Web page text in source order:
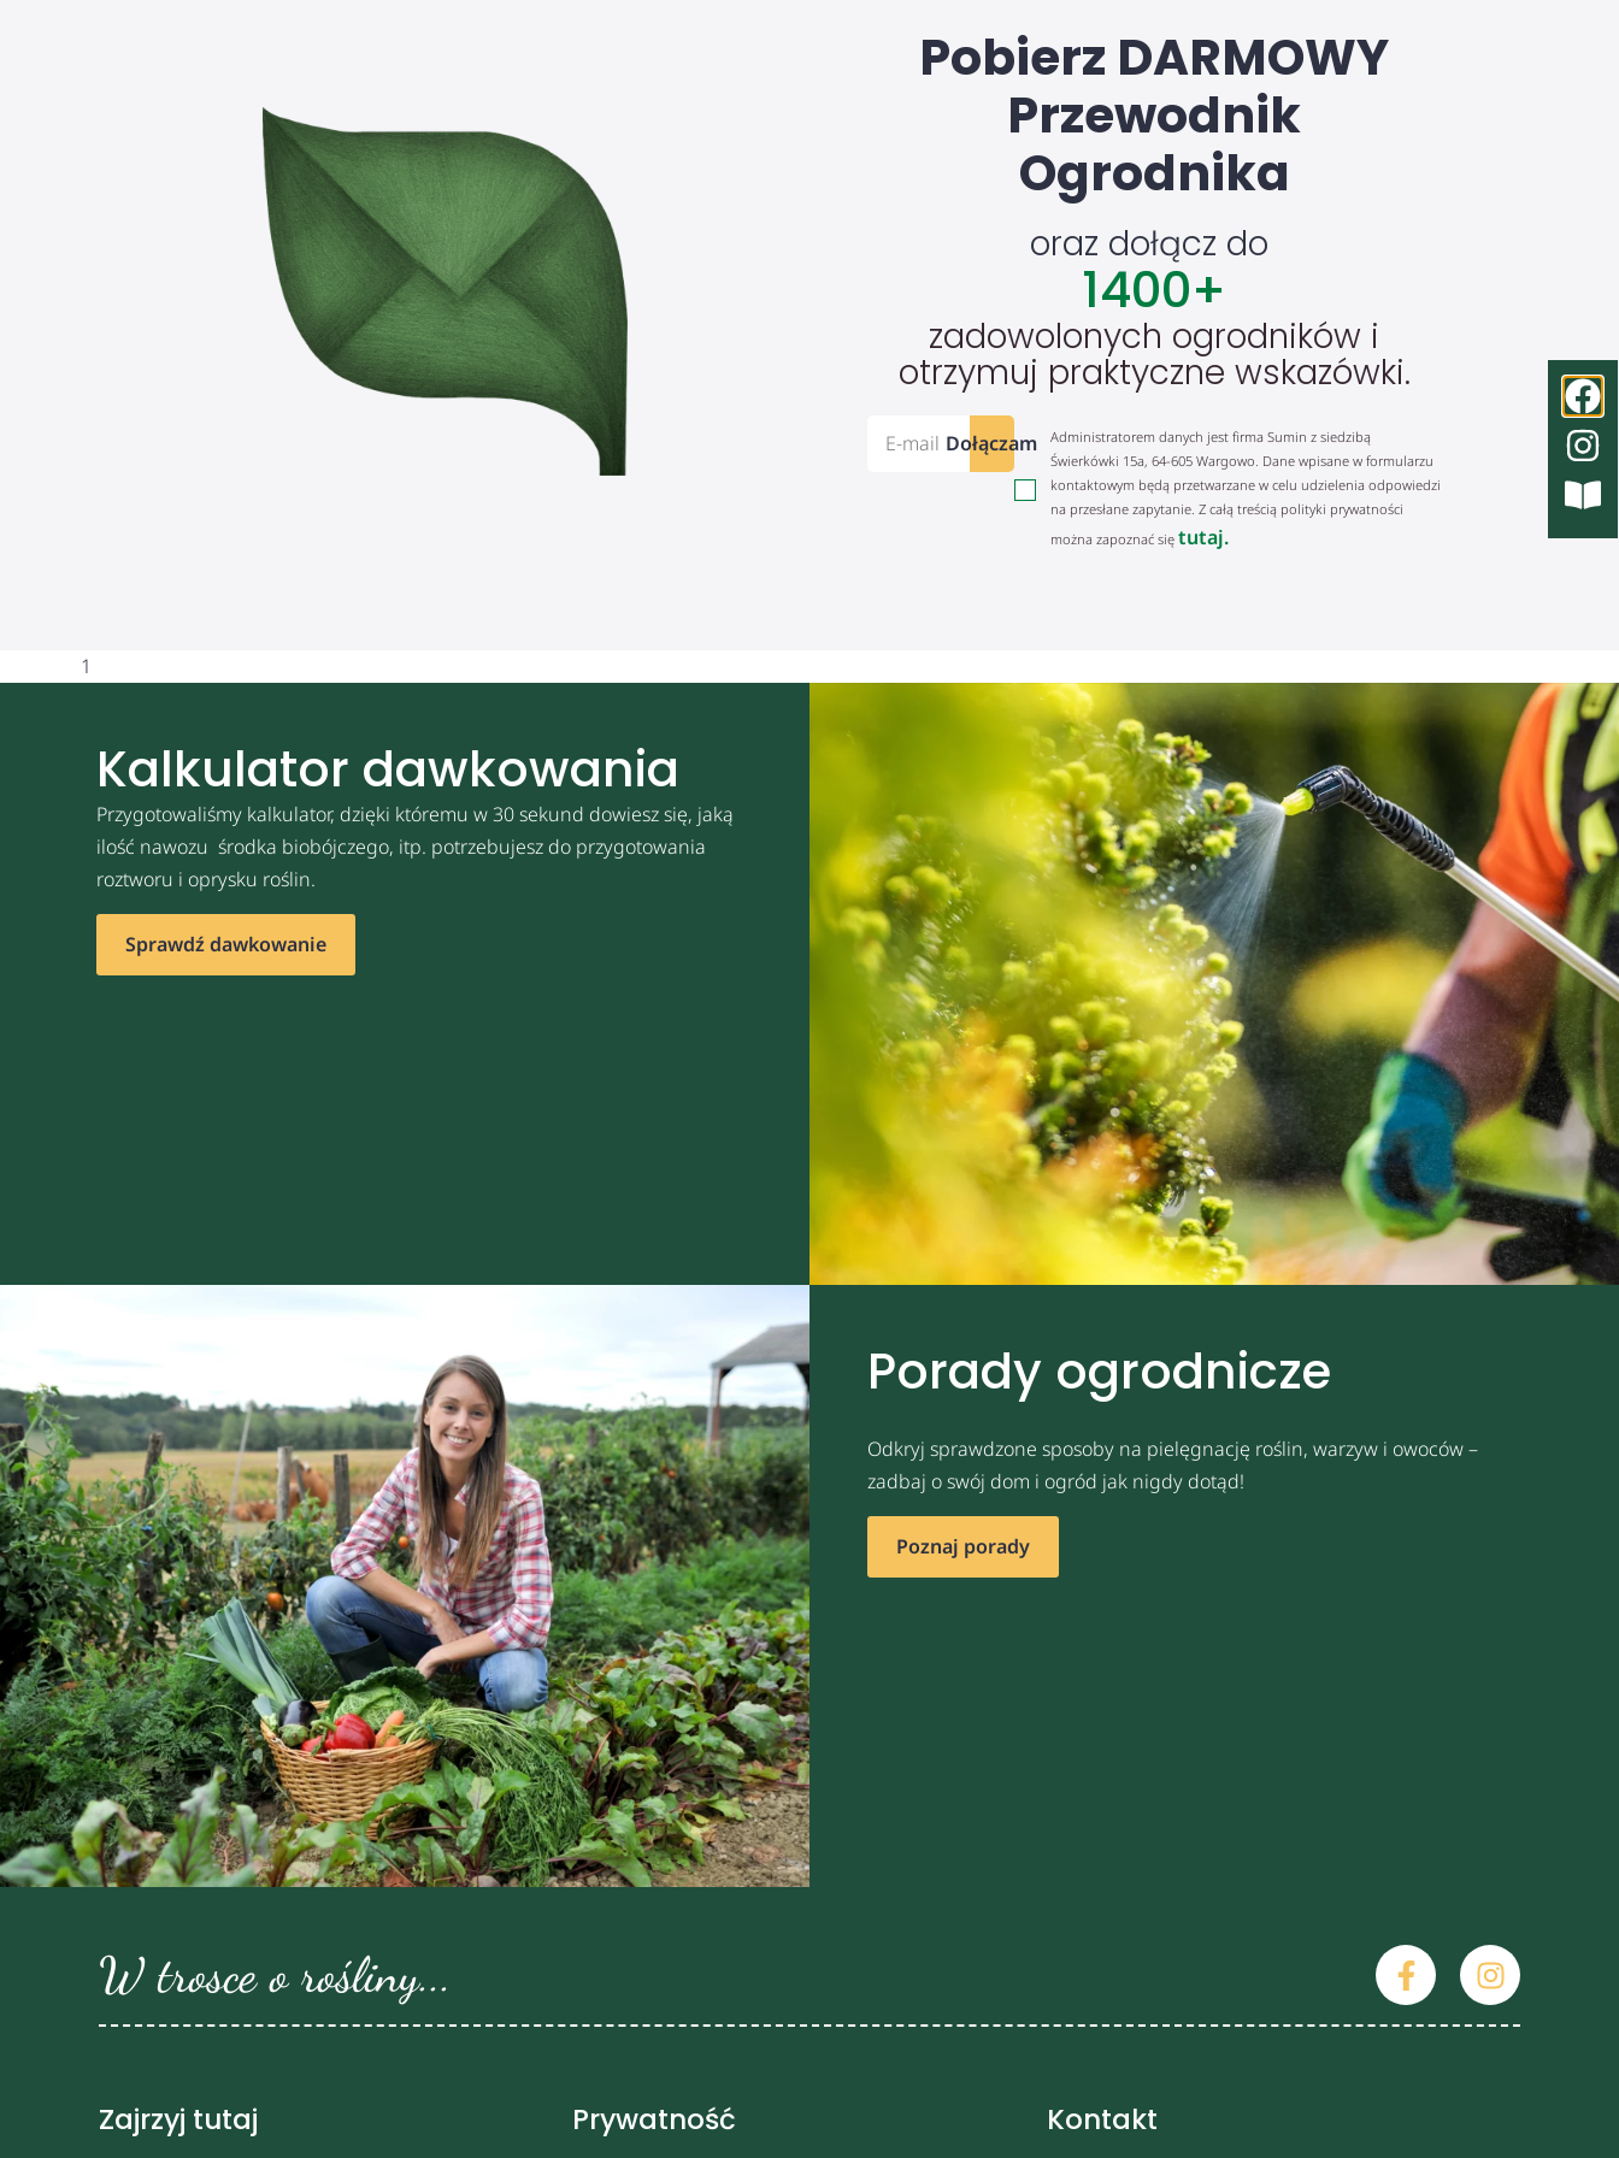
Pobierz DARMOWY
Przewodnik
Ogrodnika
oraz dołącz do
zadowolonych ogrodników i
otrzymuj praktyczne wskazówki.
1400+
Dołączam
Administratorem danych jest firma Sumin z siedzibą
Świerkówki 15a, 64-605 Wargowo. Dane wpisane w formularzu
kontaktowym będą przetwarzane w celu udzielenia odpowiedzi
na przesłane zapytanie. Z całą treścią polityki prywatności
można zapoznać się tutaj.
1
Kalkulator dawkowania
Przygotowaliśmy kalkulator, dzięki któremu w 30 sekund dowiesz się, jaką
ilość nawozu środka biobójczego, itp. potrzebujesz do przygotowania
roztworu i oprysku roślin.
Sprawdź dawkowanie
Porady ogrodnicze
Odkryj sprawdzone sposoby na pielęgnację roślin, warzyw i owoców –
zadbaj o swój dom i ogród jak nigdy dotąd!
Poznaj porady
W trosce o rośliny...
Zajrzyj tutaj Prywatność Kontakt